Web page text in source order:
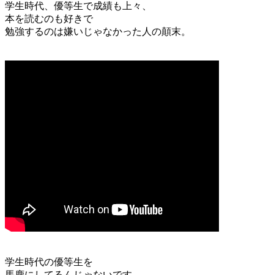
学生時代、優等生で成績も上々、
本を読むのも好きで
勉強するのは嫌いじゃなかった人の顛末。
学生時代の優等生を